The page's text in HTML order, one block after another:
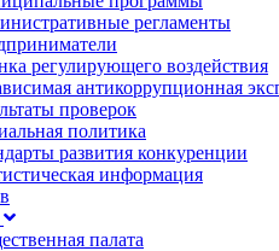
регламенты
регулирующего воздействия
антикоррупционная
проверок
политика
развития конкуренции
информация
палата